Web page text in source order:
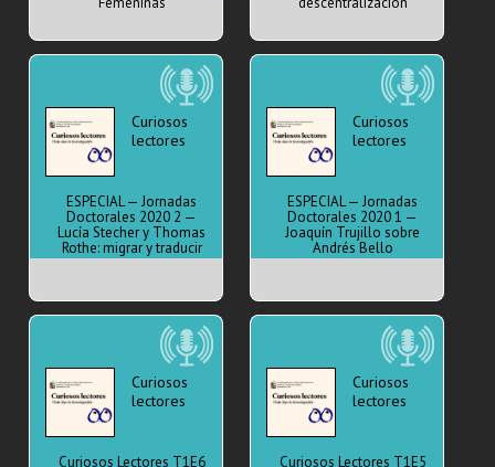
Curiosos
lectores
ESPECIAL — Jornadas
Doctorales 2020 2 —
Lucía Stecher y Thomas
Rothe: migrar y traducir
Curiosos
lectores
ESPECIAL — Jornadas
Doctorales 2020 1 —
Joaquín Trujillo sobre
Andrés Bello
Curiosos
lectores
Curiosos Lectores T1E6
Curiosos
lectores
Curiosos Lectores T1E5